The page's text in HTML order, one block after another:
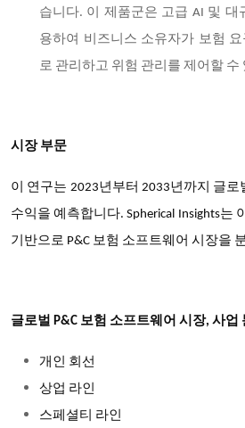
습니다. 이 제품군은 고급 AI 및 대
용하여 비즈니스 소유자가 보험
로 관리하고 위험 관리를 제어할 수
시장 부문
이 연구는 2023년부터 2033년까지 글로
수익을 예측합니다. Spherical Insights는
기반으로 P&C 보험 소프트웨어 시장을
글로벌 P&C 보험 소프트웨어 시장, 사업
개인
회선
상업 라인
스페셜티 라인